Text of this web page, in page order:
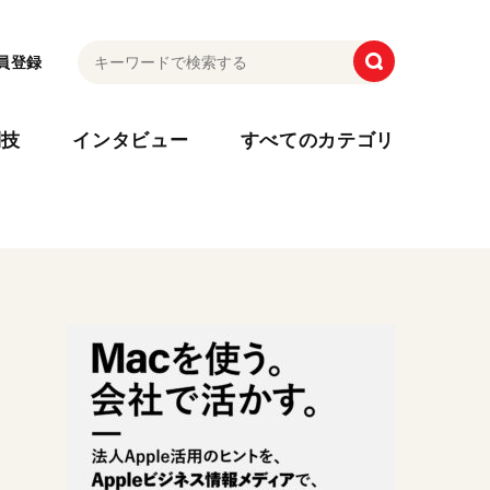
登録
インタビュー すべてのカテゴリ